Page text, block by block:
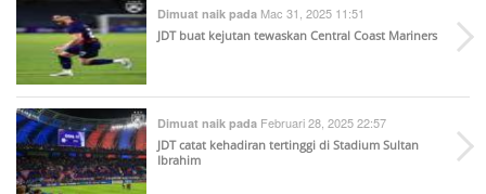
Dimuat naik pada Mac 31, 2025 11:51
JDT buat kejutan tewaskan Central Coast Mariners
Dimuat naik pada Februari 28, 2025 22:57
JDT catat kehadiran tertinggi di Stadium Sultan
Ibrahim